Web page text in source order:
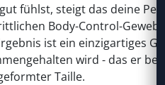
fühlst, steigt das deine
Body-Control-
ist ein einzigartiges
wird - das er
Taille.